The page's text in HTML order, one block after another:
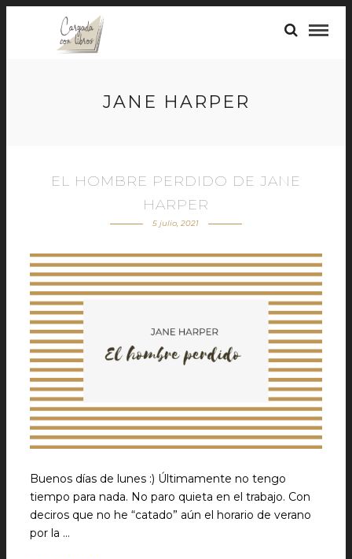
JANE HARPER
EL HOMBRE PERDIDO DE JANE
HARPER
5 julio, 2021
Buenos días de lunes :) Últimamente no tengo
tiempo para nada. No paro quieta en el trabajo. Con
deciros que no he “catado” aún el horario de verano
por la …